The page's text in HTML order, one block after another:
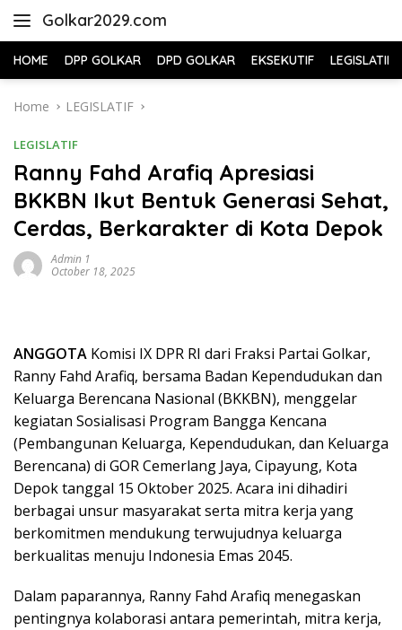
Golkar2029.com
HOME DPP GOLKAR DPD GOLKAR EKSEKUTIF LEGISLATIF
Home LEGISLATIF
LEGISLATIF
Ranny Fahd Arafiq Apresiasi
BKKBN Ikut Bentuk Generasi Sehat,
Cerdas, Berkarakter di Kota Depok
Admin 1
October 18, 2025
ANGGOTA Komisi IX DPR RI dari Fraksi Partai Golkar,
Ranny Fahd Arafiq, bersama Badan Kependudukan dan
Keluarga Berencana Nasional (BKKBN), menggelar
kegiatan Sosialisasi Program Bangga Kencana
(Pembangunan Keluarga, Kependudukan, dan Keluarga
Berencana) di GOR Cemerlang Jaya, Cipayung, Kota
Depok tanggal 15 Oktober 2025. Acara ini dihadiri
berbagai unsur masyarakat serta mitra kerja yang
berkomitmen mendukung terwujudnya keluarga
berkualitas menuju Indonesia Emas 2045.
Dalam paparannya, Ranny Fahd Arafiq menegaskan
pentingnya kolaborasi antara pemerintah, mitra kerja,